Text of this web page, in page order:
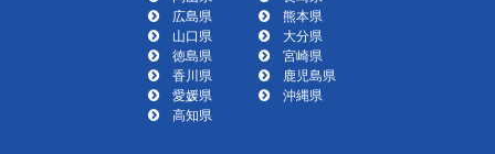
広島県
山口県
徳島県
香川県
愛媛県
高知県
熊本県
大分県
宮崎県
鹿児島県
沖縄県